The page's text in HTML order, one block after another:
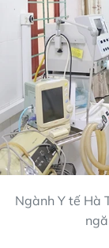
Ngành Y tế Hà